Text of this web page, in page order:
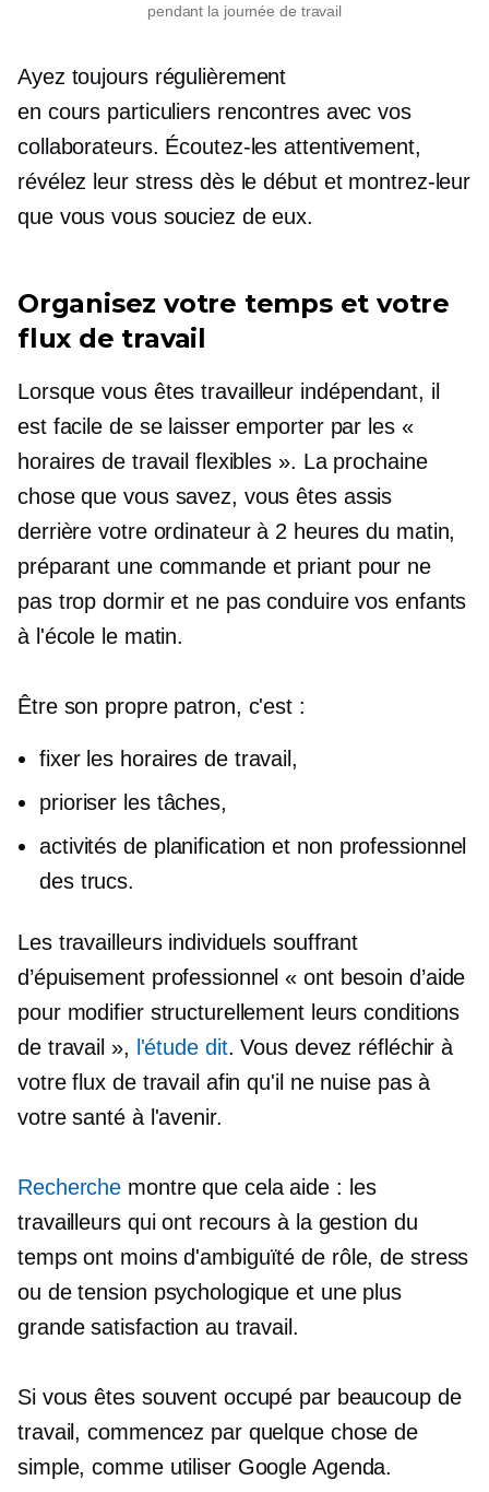
pendant la journée de travail
Ayez toujours régulièrement
en cours particuliers rencontres avec vos
collaborateurs. Écoutez-les attentivement,
révélez leur stress dès le début et montrez-leur
que vous vous souciez de eux.
Organisez votre temps et votre
flux de travail
Lorsque vous êtestravailleur indépendant, il
est facile de se laisser emporter par les «
horaires de travail flexibles ». La prochaine
chose que vous savez, vous êtes assis
derrière votre ordinateur à 2 heures du matin,
préparant une commande et priant pour ne
pas trop dormir et ne pas conduire vos enfants
à l'école le matin.
Être son propre patron, c'est :
fixer les horaires de travail,
prioriser les tâches,
activités de planification et non professionnel
des trucs.
Les travailleurs individuels souffrant
d’épuisement professionnel « ont besoin d’aide
pour modifier structurellement leurs conditions
de travail », l'étude dit. Vous devez réfléchir à
votre flux de travail afin qu'il ne nuise pas à
votre santé à l'avenir.
Recherche montre que cela aide : les
travailleurs qui ont recours à la gestion du
temps ont moins d'ambiguïté de rôle, de stress
ou de tension psychologique et une plus
grande satisfaction au travail.
Si vous êtes souvent occupé par beaucoup de
travail, commencez par quelque chose de
simple, comme utiliser Google Agenda.